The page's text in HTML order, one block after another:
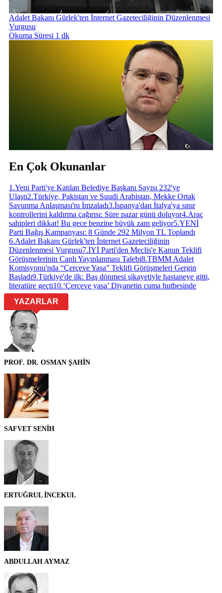
Adalet Bakanı Gürlek'ten İnternet Gazeteciliğinin Düzenlenmesi
Vurgusu
Okuma Süresi 1 dk
En Çok Okunanlar
1 .Yeni Parti'ye Katılan Belediye Başkanı Sayısı 232'ye
Ulaştı2.Türkiye, Pakistan ve Suudi Arabistan, Mekke Ortak
Savunma Anlaşması'nı İmzaladı3.İspanya'dan İtalya'ya sınır
kontrollerini kaldırma çağırısı: Süre pazar günü doluyor4.Araç
sahipleri dikkat! Bu gece benzine büyük zam geliyor5.YENİ
Parti Bağış Kampanyası: 8 Günde 292 Milyon TL Toplandı
6.Adalet Bakanı Gürlek'ten İnternet Gazeteciliğinin
Düzenlenmesi Vurgusu7.İYİ Parti'den Meclis'e Kanun Teklifi
Görüşmelerinin Canlı Yayınlanması Talebi8.TBMM Adalet
Komisyonu'nda “Çerçeve Yasa” Teklifi Görüşmeleri Gergin
Başladı9.Türkiye'de ilk: Baş dönmesi şikayetiyle hastaneye gitti,
literatüre geçti10.‘Çerçeve yasa’ Diyanetin cuma hutbesinde
YAZARLAR
PROF. DR. OSMAN ŞAHİN
SAFVET SENİH
ERTUĞRUL İNCEKUL
ABDULLAH AYMAZ